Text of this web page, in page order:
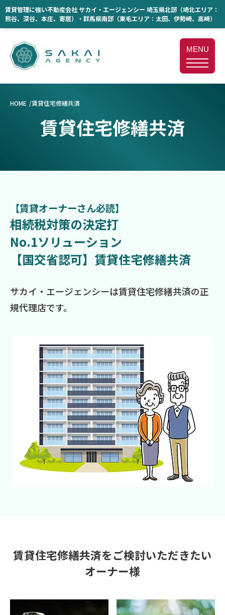
賃貸管理に強い不動産会社 サカイ・エージェンシー 埼玉県北部（埼北エリア：
熊谷、深谷、本庄、寄居）・群馬県南部（東毛エリア：太田、伊勢崎、高崎）
MENU
賃貸住宅修繕共済
HOME 賃貸住宅修繕共済
【賃貸オーナーさん必読】
相続税対策の決定打
No.1ソリューション
【国交省認可】賃貸住宅修繕共済
サカイ・エージェンシーは賃貸住宅修繕共済の正
規代理店です。
賃貸住宅修繕共済をご検討いただきたい
オーナー様